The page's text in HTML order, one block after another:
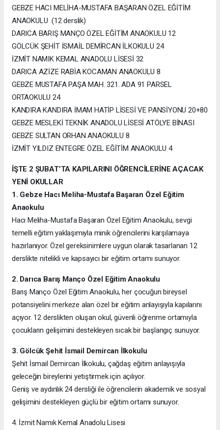
GEBZE HACI MELİHA-MUSTAFA BAŞARAN ÖZEL EĞİTİM
ANAOKULU (12 derslik)
DARICA BARIŞ MANÇO ÖZEL EĞİTİM ANAOKULU 12
GÖLCÜK ŞEHİT İSMAİL DEMİRCAN İLKOKULU 24
İZMİT NAMIK KEMAL ANADOLU LİSESİ 32
DARICA AZİZE RABİA KOCAMAN ANAOKULU 8
GEBZE MUSTAFA PAŞA MAH. 321. ADA 91 PARSEL
ORTAOKULU 24
KANDIRA KANDIRA İMAM HATİP LİSESİ VE PANSİYONU 20+80
GEBZE MESLEKİ TEKNİK ANADOLU LİSESİ ATÖLYE BİNASI
GEBZE SULTAN ORHAN ANAOKULU 8
İZMİT YILDIZ ENTEGRE ÖZEL EĞİTİM ANAOKULU 4
İŞTE 2 ŞUBAT’TA KAPILARINI ÖĞRENCİLERİNE AÇACAK
YENİ OKULLAR
1. Gebze Hacı Meliha-Mustafa Başaran Özel Eğitim
Anaokulu
Hacı Meliha-Mustafa Başaran Özel Eğitim Anaokulu, sevgi
temelli eğitim yaklaşımıyla minik öğrencilerini karşılamaya
hazırlanıyor. Özel gereksinimlere uygun olarak tasarlanan 12
derslikte nitelikli ve kapsayıcı bir eğitim ortamı sunuyor.
2. Darıca Barış Manço Özel Eğitim Anaokulu
Barış Manço Özel Eğitim Anaokulu, her çocuğun bireysel
potansiyelini merkeze alan özel bir eğitim anlayışıyla kapılarını
açıyor. 12 derslikten oluşan okul, güvenli öğrenme ortamıyla
çocukların gelişimini destekleyen sıcak bir başlangıç sunuyor.
3. Gölcük Şehit İsmail Demircan İlkokulu
Şehit İsmail Demircan İlkokulu, çağdaş eğitim anlayışıyla
geleceğin bireylerini yetiştirmek için açılıyor.
Geniş ve aydınlık 24 dersliği ile öğrencilerin akademik ve sosyal
gelişimini destekleyen güçlü bir eğitim ortamı sunuyor.
4. İzmit Namık Kemal Anadolu Lisesi